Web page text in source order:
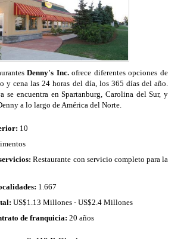
Denny's Inc.ofrece diferentes opciones de
y cena las 24 horas del día, los 365 días del año.
se encuentra en Spartanburg, Carolina del Sur, y
a lo largo de América del Norte.
10
Restaurante con servicio completo para la
1.667
US$1.13 Millones - US$2.4 Millones
de franquicia: 20 años